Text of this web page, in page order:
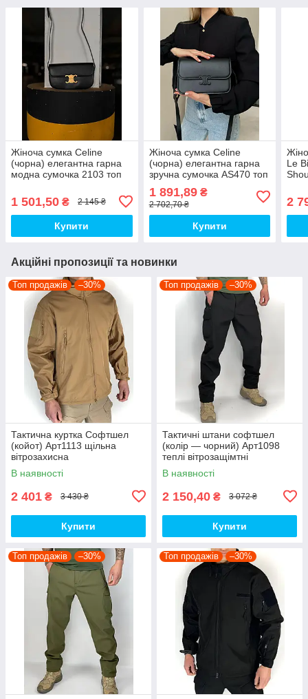
Жіноча сумка Celine
(чорна) елегантна гарна
модна сумочка 2103 топ
1 501,50 ₴ 2 145 ₴
Купити
Жіноча сумка Celine
(чорна) елегантна гарна
зручна сумочка AS470 топ
1 891,89₴
2 702,70 ₴
Купити
Le
2
Акційні пропозиції та новинки
Топ продажів –30%
Тактична куртка Софтшел
(койот) Арт1113 щільна
вітрозахисна
водовідштовхувальна на
флісі топ
В наявності
2 401 ₴ 3 430 ₴
Купити
Топ продажів –30%
Тактичні штани софтшел
(колір — чорний) Арт1098
теплі вітрозащімтні
водовідштовхувальні на флісі
топ
В наявності
2 150,40 ₴ 3 072 ₴
Купити
Топ продажів –30% Топ продажів –30%